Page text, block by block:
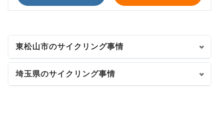
東松山市のサイクリング事情
埼玉県のサイクリング事情